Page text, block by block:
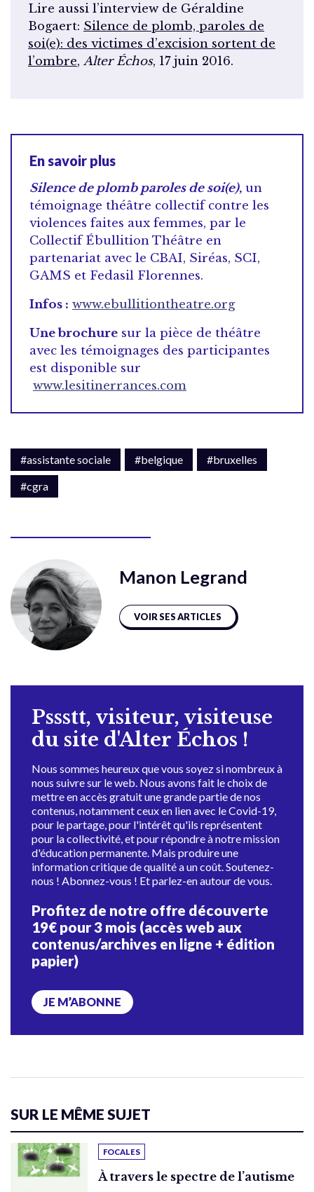
Lire aussi l’interview de Géraldine
Bogaert: Silence de plomb, paroles de
soi(e): des victimes d’excision sortent de
l’ombre, Alter Échos, 17 juin 2016.
En savoir plus
Silence de plomb paroles de soi(e), un
témoignage théâtre collectif contre les
violences faites aux femmes, par le
Collectif Ébullition Théâtre en
partenariat avec le CBAI, Siréas, SCI,
GAMS et Fedasil Florennes.
Infos : www.ebullitiontheatre.org
Une brochure sur la pièce de théâtre
avec les témoignages des participantes
est disponible sur
www.lesitinerrances.com
#assistante sociale #belgique
#bruxelles
#cgra
Manon Legrand
VOIR SES ARTICLES
Pssstt, visiteur, visiteuse
du site d'Alter Échos !
Nous sommes heureux que vous soyez si nombreux à
nous suivre sur le web. Nous avons fait le choix de
mettre en accès gratuit une grande partie de nos
contenus, notamment ceux en lien avec le Covid-19,
pour le partage, pour l'intérêt qu'ils représentent
pour la collectivité, et pour répondre à notre mission
d'éducation permanente. Mais produire une
information critique de qualité a un coût. Soutenez-
nous ! Abonnez-vous ! Et parlez-en autour de vous.
Profitez de notre offre découverte
19€ pour 3 mois (accès web aux
contenus/archives en ligne + édition
papier)
JE M’ABONNE
SUR LE MÊME SUJET
FOCALES
À travers le spectre de l’autisme